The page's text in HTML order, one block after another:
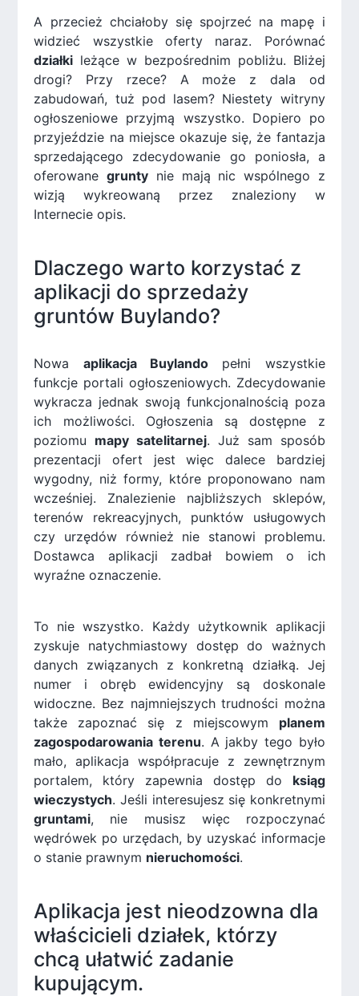
A przecież chciałoby się spojrzeć na mapę i
widzieć wszystkie oferty naraz. Porównać
działki leżące w bezpośrednim pobliżu. Bliżej
drogi? Przy rzece? A może z dala od
zabudowań, tuż pod lasem? Niestety witryny
ogłoszeniowe przyjmą wszystko. Dopiero po
przyjeździe na miejsce okazuje się, że fantazja
sprzedającego zdecydowanie go poniosła, a
oferowanegrunty nie mają nic wspólnego z
wizją wykreowaną przez znaleziony w
Internecie opis.
Dlaczego warto korzystać z
aplikacji do sprzedaży
gruntów Buylando?
Nowa aplikacja Buylando pełni wszystkie
funkcje portali ogłoszeniowych. Zdecydowanie
wykracza jednak swoją funkcjonalnością poza
ich możliwości. Ogłoszenia są dostępne z
poziomu mapy satelitarnej. Już sam sposób
prezentacji ofert jest więc dalece bardziej
wygodny, niż formy, które proponowano nam
wcześniej. Znalezienie najbliższych sklepów,
terenów rekreacyjnych, punktów usługowych
czy urzędów również nie stanowi problemu.
Dostawca aplikacji zadbał bowiem o ich
wyraźne oznaczenie.
To nie wszystko. Każdy użytkownik aplikacji
zyskuje natychmiastowy dostęp do ważnych
danych związanych z konkretną działką. Jej
numer i obręb ewidencyjny są doskonale
widoczne. Bez najmniejszych trudności można
także zapoznać się z miejscowym planem
zagospodarowania terenu. A jakby tego było
mało, aplikacja współpracuje z zewnętrznym
portalem, który zapewnia dostęp do ksiąg
wieczystych. Jeśli interesujesz się konkretnymi
gruntami, nie musisz więc rozpoczynać
wędrówek po urzędach, by uzyskać informacje
o stanie prawnym nieruchomości.
Aplikacja jest nieodzowna dla
właścicieli działek, którzy
chcą ułatwić zadanie
kupującym.